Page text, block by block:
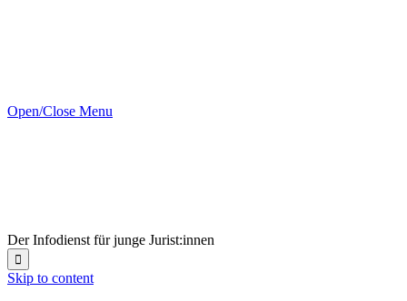
Open/Close Menu
Der Infodienst für junge Jurist:innen

Skip to content